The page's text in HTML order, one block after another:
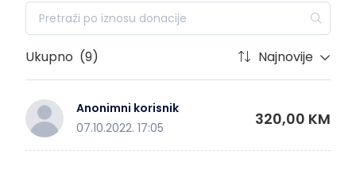
Ukupno (9) Najnovije
Anonimni korisnik
07.10.2022. 17:05
320,00 KM